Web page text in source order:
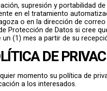
supresión y portabilidad
en el tratamiento
o en la dirección de
Protección de Datos si cree
(1) mes a partir de su
DE
momento su política de
a los interesados.